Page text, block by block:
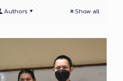
Authors Show all